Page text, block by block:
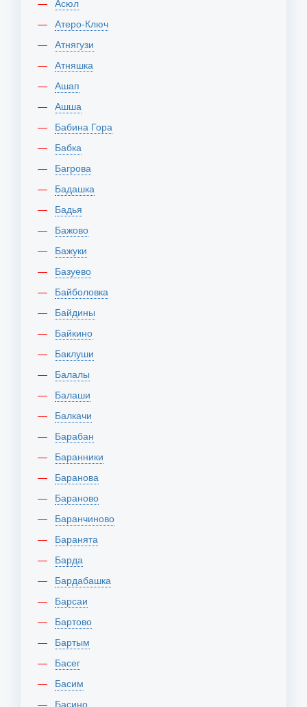
Асюл
Атеро-Ключ
Атнягузи
Атняшка
Ашап
Ашша
Бабина Гора
Бабка
Багрова
Бадашка
Бадья
Бажово
Бажуки
Базуево
Байболовка
Байдины
Байкино
Баклуши
Балалы
Балаши
Балкачи
Барабан
Баранники
Баранова
Бараново
Баранчиново
Баранята
Барда
Бардабашка
Барсаи
Бартово
Бартым
Басег
Басим
Басино